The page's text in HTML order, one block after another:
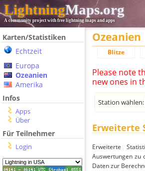
LightningMaps.org
A community project with free lightning maps and apps
Karten/Statistiken
Echtzeit
Europa
Ozeanien
Amerika
Infos
Apps
Über
Für Teilnehmer
Login
Ozeanien
Blitze
Please note
new ones in
Station wählen:
Erweiterte
Erweiterte
Auswertungen zu
Daten zur